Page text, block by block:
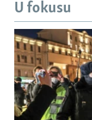
U fokusu